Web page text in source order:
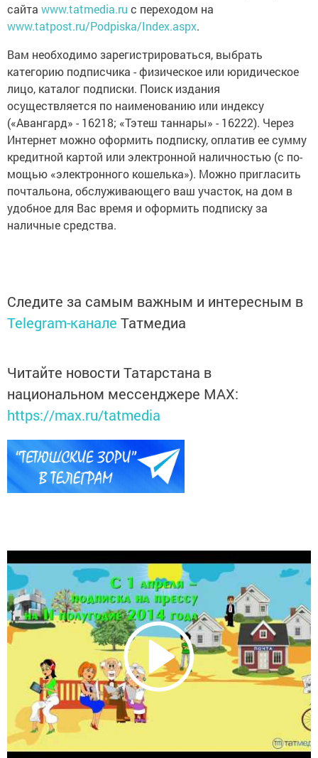
сайта www.tatmedia.ru с переходом на
www.tatpost.ru/Podpiska/Index.aspx.
Вам необходимо зарегистрироваться, выбрать
категорию подписчика - физическое или юридическое
лицо, каталог подписки. Поиск издания
осуществляется по наименованию или индексу
(«Авангард» - 16218; «Тэтеш таннары» - 16222). Через
Интернет можно оформить подписку, оплатив ее сумму
кредитной картой или электронной наличностью (с по­
мощью «электронного кошелька»). Можно пригласить
почтальона, обслуживающего ваш участок, на дом в
удобное для Вас время и оформить подписку за
наличные средства.
Следите за самым важным и интересным в
Telegram-канале Татмедиа
Читайте новости Татарстана в
национальном мессенджере MАХ:
https://max.ru/tatmedia